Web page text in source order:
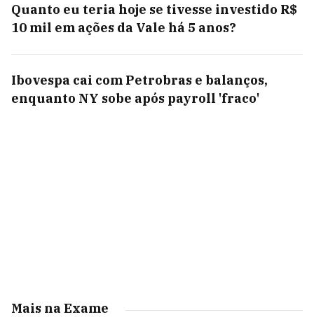
Quanto eu teria hoje se tivesse investido R$
10 mil em ações da Vale há 5 anos?
Ibovespa cai com Petrobras e balanços,
enquanto NY sobe após payroll 'fraco'
Mais na Exame